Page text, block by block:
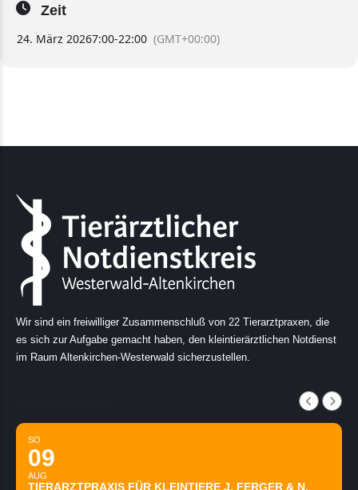
Zeit
24. März 20267:00-22:00 (GMT+00:00)
Wir sind ein freiwilliger Zusammenschluß von 22 Tierarztpraxen, die
es sich zur Aufgabe gemacht haben, den kleintierärztlichen Notdienst
im Raum Altenkirchen-Westerwald sicherzustellen.
SO
09
AUG
TIERARZTPRAXIS FÜR KLEINTIERE J. FERGER & N.